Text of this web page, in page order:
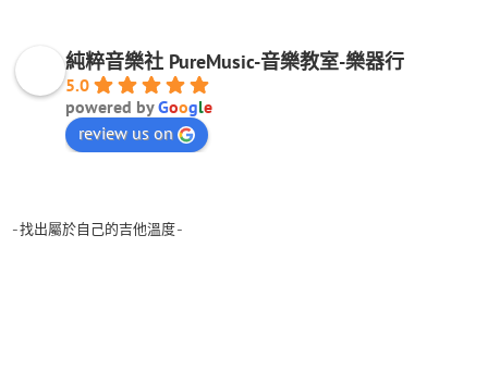
純粹音樂社 PureMusic-音樂教室-樂器行
5.0
powered byGoogle
review us on
-找出屬於自己的吉他溫度-